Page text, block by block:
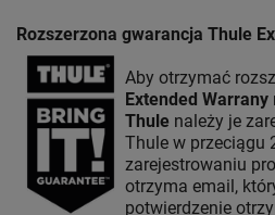
Rozszerzona gwarancja Thule
Aby otrzymać
Extended Warrany
Thule należy je
Thule w przeciągu
zarejestrowaniu
otrzyma email,
potwierdzenie